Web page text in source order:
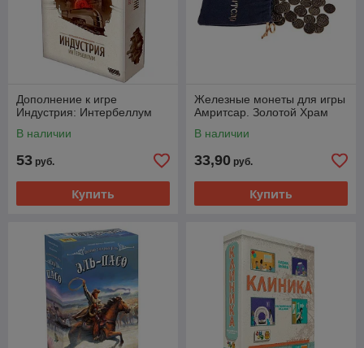
Дополнение к игре
Индустрия: Интербеллум
В наличии
53 руб.
Купить
Железные монеты для игры
Амритсар. Золотой Храм
В наличии
33,90 руб.
Купить